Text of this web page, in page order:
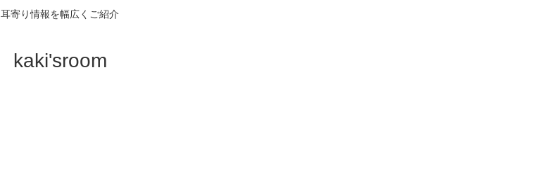
耳寄り情報を幅広くご紹介
kaki'sroom